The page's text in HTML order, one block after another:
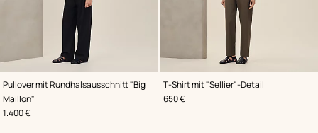
Pullover mit Rundhalsausschnitt "Big
Maillon"
,Farbe:
Braun
,Preis
1.400 €
T-Shirt mit "Sellier"-Detail
,Farbe:
Schwarz
,Preis
650 €